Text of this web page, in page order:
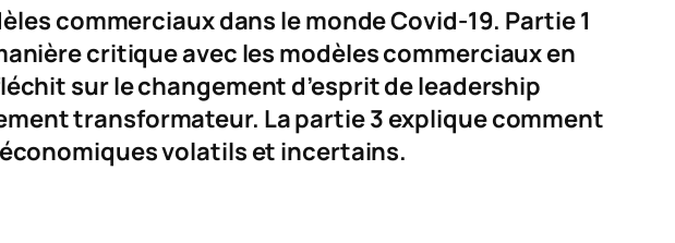
commerciaux dans le monde Covid-19. Partie 1
critique avec les modèles commerciaux en
sur le changement d’esprit de leadership
transformateur. La partie 3 explique comment
volatils et incertains.